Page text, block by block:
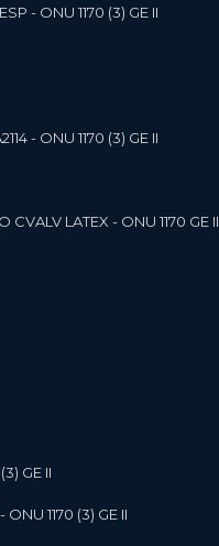
- ONU 1170 (3) GE II
- ONU 1170 (3) GE II
CVALV LATEX - ONU 1170 GE II
GE II
ONU 1170 (3) GE II